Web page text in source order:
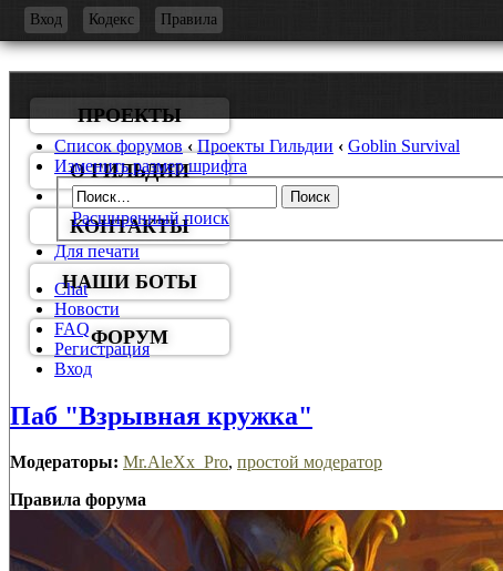
Вход Кодекс Правила
ПРОЕКТЫ
О ГИЛЬДИИ
КОНТАКТЫ
НАШИ БОТЫ
ФОРУМ
Список форумов ‹ Проекты Гильдии ‹ Goblin Survival
Изменить размер шрифта
Расширенный поиск
Для печати
Chat
Новости
FAQ
Регистрация
Вход
Паб "Взрывная кружка"
Модераторы: Mr.AleXx_Pro, простой модератор
Правила форума